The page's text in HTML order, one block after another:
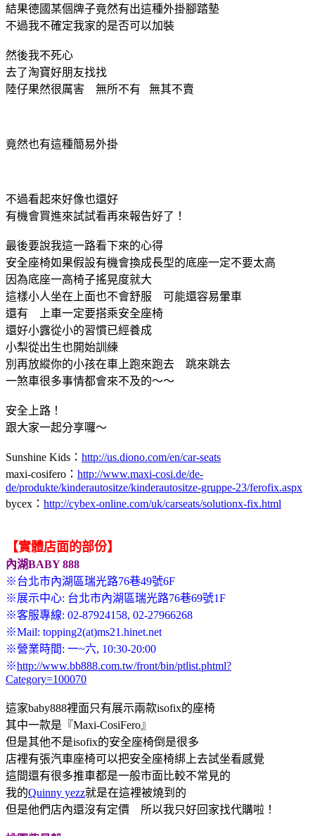
結果德國某個牌子竟然有出這種外掛腳踏墊
不過我不確定我家的是否可以加裝
然後我不死心
去了淘寶好朋友找找
陸仔果然很厲害 無所不有 無其不賣
竟然也有這種簡易外掛
不過看起來好像也還好
有機會買進來試試看再來報告好了！
最後要說我這一路看下來的心得
安全座椅如果假設有機會換成長型的底座一定不要太高
因為底座一高椅子搖晃度就大
這樣小人坐在上面也不會舒服 可能還容易暈車
還有 上車一定要搭乘安全座椅
還好小露從小的習慣已經養成
小梨從出生也開始訓練
別再放縱你的小孩在車上跑來跑去 跳來跳去
一煞車很多事情都會來不及的～～
安全上路！
跟大家一起分享囉～
Sunshine Kids： http://us.diono.com/en/car-seats
maxi-cosifero： http://www.maxi-cosi.de/de-
de/produkte/kinderautositze/kinderautositze-gruppe-23/ferofix.aspx
bycex： http://cybex-online.com/uk/carseats/solutionx-fix.html
【實體店面的部份】
內湖BABY 888
※台北市內湖區瑞光路76巷49號6F
※展示中心: 台北市內湖區瑞光路76巷69號1F
※客服專線: 02-87924158, 02-27966268
※Mail: topping2(at)ms21.hinet.net
※營業時間: 一~六, 10:30-20:00
※http://www.bb888.com.tw/front/bin/ptlist.phtml?
Category=100070
這家baby888裡面只有展示兩款isofix的座椅
其中一款是『Maxi-CosiFero』
但是其他不是isofix的安全座椅倒是很多
店裡有張汽車座椅可以把安全座椅綁上去試坐看感覺
這間還有很多推車都是一般市面比較不常見的
我的Quinny yezz就是在這裡被燒到的
但是他們店內還沒有定價 所以我只好回家找代購啦！